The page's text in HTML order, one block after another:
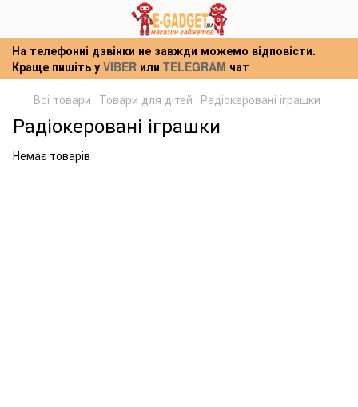
На телефонні дзвінки не завжди можемо відповісти.
Краще пишіть у VIBER или TELEGRAM чат
Всі товари Товари для дітей Радіокеровані іграшки
Радіокеровані іграшки
Немає товарів